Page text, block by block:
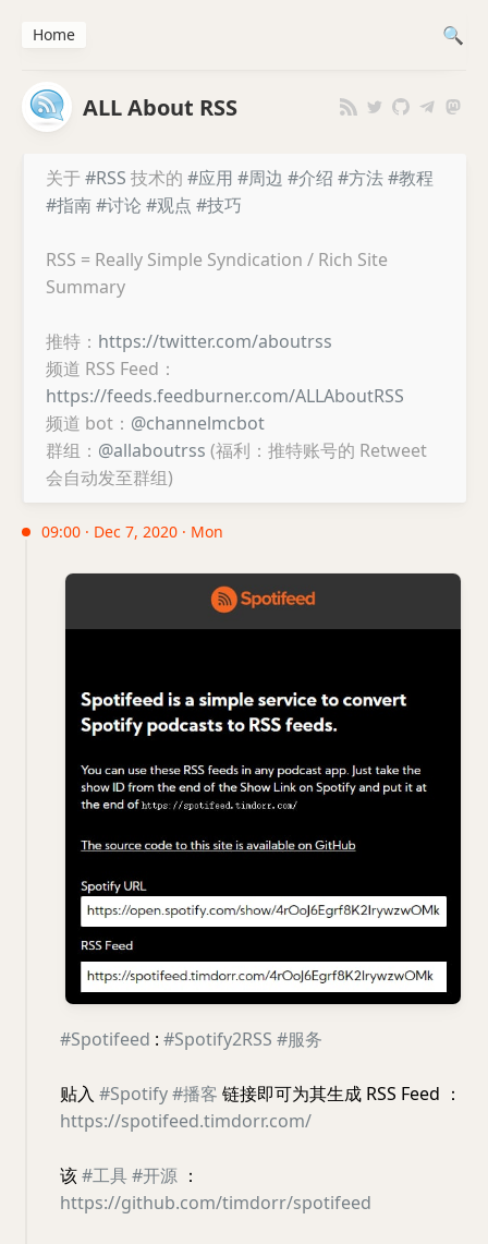
ALL About RSS
关于 #RSS 技术的 #应用 #周边 #介绍 #方法#教程
#指南#讨论 #观点 #技巧
RSS = Really Simple Syndication / Rich Site
Summary
推特： https://twitter.com/aboutrss
频道 RSS Feed：
https://feeds.feedburner.com/ALLAboutRSS
频道 bot： @channelmcbot
群组： @allaboutrss (福利：推特账号的 Retweet
会自动发至群组)
09:00 · Dec 7, 2020 · Mon
#Spotifeed : #Spotify2RSS #服务
贴入 #Spotify#播客 链接即可为其生成 RSS Feed ：
https://spotifeed.timdorr.com/
该#工具#开源 ：
https://github.com/timdorr/spotifeed
Home